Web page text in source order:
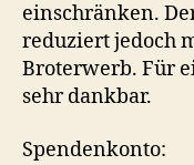
einschränken.
reduziert jedoch
Broterwerb. Für
sehr dankbar.
Spendenkonto: